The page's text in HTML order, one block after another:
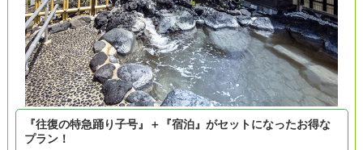
『往復の特急踊り子号』＋『宿泊』がセットになったお得な
プラン！